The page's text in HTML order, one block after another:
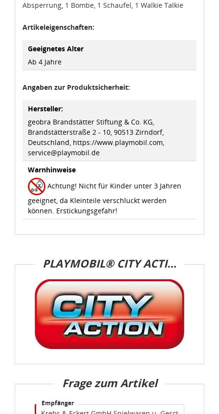
Datenschutzbestimmungen
Absperrung, 1 Bombe, 1 Schaufel, 1 Walkie Talkie
Artikeleigenschaften:
Geeignetes Alter
Ab 4 Jahre
Angaben zur Produktsicherheit:
Hersteller:
geobra Brandstätter Stiftung & Co. KG,
Brandstätterstraße 2 - 10, 90513 Zirndorf,
Deutschland, https://www.playmobil.com,
service@playmobil.de
Warnhinweise
Achtung! Nicht für Kinder unter 3 Jahren
geeignet, da Kleinteile verschluckt werden
können. Erstickungsgefahr!
PLAYMOBIL® CITY ACTION
Frage zum Artikel
Empfänger